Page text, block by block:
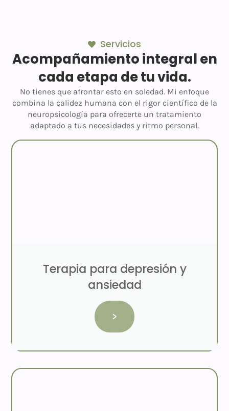
Servicios
Acompañamiento integral en
cada etapa de tu vida.
No tienes que afrontar esto en soledad. Mi enfoque
combina la calidez humana con el rigor científico de la
neuropsicología para ofrecerte un tratamiento
adaptado a tus necesidades y ritmo personal.
Terapia para depresión y
ansiedad
>